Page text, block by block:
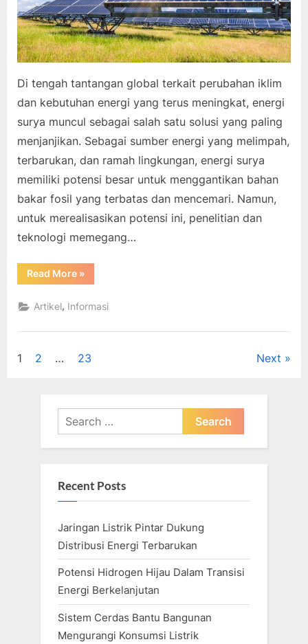
Di tengah tantangan global terkait perubahan iklim
dan kebutuhan energi yang terus meningkat, energi
surya muncul sebagai salah satu solusi yang paling
menjanjikan. Sebagai sumber energi yang melimpah,
terbarukan, dan ramah lingkungan, energi surya
memiliki potensi besar untuk menggantikan bahan
bakar fosil yang terbatas dan mencemari. Namun,
untuk merealisasikan potensi ini, penelitian dan
teknologi memegang…
Read More“Menghadirkan
Solusi
untuk
Energi
melalui
Teknologi”
»
Artikel, Informasi
Posts
1 2 … 23 Next
Search
for:
Recent Posts
Jaringan Listrik Pintar Dukung
Distribusi Energi Terbarukan
Potensi Hidrogen Hijau Dalam Transisi
Energi Berkelanjutan
Sistem Cerdas Bantu Bangunan
Mengurangi Konsumsi Listrik